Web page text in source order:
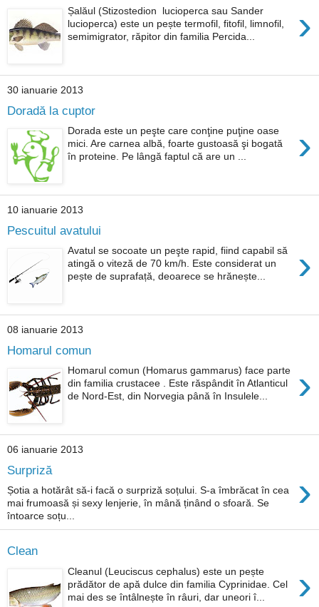
›
Șalăul (Stizostedion lucioperca sau Sander
lucioperca) este un pește termofil, fitofil, limnofil,
semimigrator, răpitor din familia Percida...
30 ianuarie 2013
Doradă la cuptor
›
Dorada este un peşte care conţine puţine oase
mici. Are carnea albă, foarte gustoasă şi bogată
în proteine. Pe lângă faptul că are un ...
10 ianuarie 2013
Pescuitul avatului
›
Avatul se socoate un peşte rapid, fiind capabil să
atingă o viteză de 70 km/h. Este considerat un
pește de suprafață, deoarece se hrănește...
08 ianuarie 2013
Homarul comun
›
Homarul comun (Homarus gammarus) face parte
din familia crustacee . Este răspândit în Atlanticul
de Nord-Est, din Norvegia până în Insulele...
06 ianuarie 2013
Surpriză ›
Șotia a hotărât să-i facă o surpriză soțului. S-a îmbrăcat în cea
mai frumoasă și sexy lenjerie, în mână ținând o sfoară. Se
întoarce soțu...
Clean
›
Cleanul (Leuciscus cephalus) este un pește
prădător de apă dulce din familia Cyprinidae. Cel
mai des se întâlnește în râuri, dar uneori î...